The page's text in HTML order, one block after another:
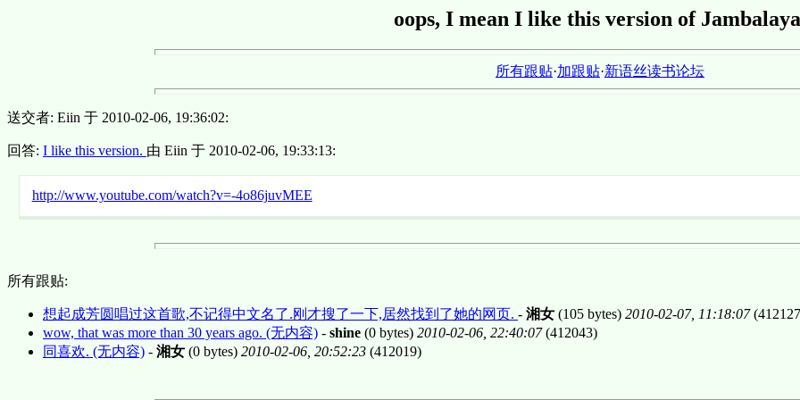
oops, I mean I like this version of
所有跟贴·加跟贴·新语丝读书论坛
送交者: Eiin 于 2010-02-06, 19:36:02:
回答: I like this version. 由 Eiin 于 2010-02-06, 19:33:13:
http://www.youtube.com/watch?v=-4o86juvMEE
所有跟贴:
想起成芳圆唱过这首歌,不记得中文名了.刚才搜了一下,居然找到了她的网页. - 湘女 (105 bytes) 2010-02-07, 11:18:07
wow, that was more than 30 years ago. (无内容) - shine (0 bytes) 2010-02-06, 22:40:07(412043)
同喜欢. (无内容) - 湘女 (0 bytes) 2010-02-06, 20:52:23 (412019)